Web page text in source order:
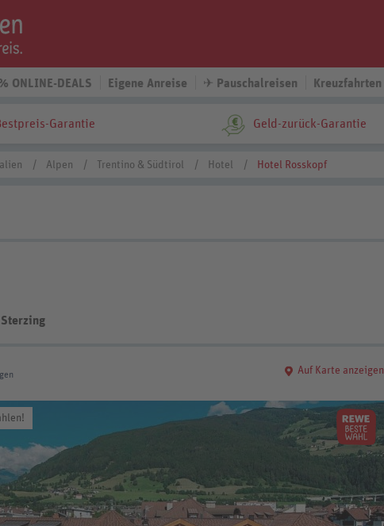
ONLINE-DEALS Eigene Anreise ✈ Pauschalreisen Kreuzfahrten
Garantie Geld-zurück-Garantie
Alpen Trentino & Südtirol Hotel Hotel Rosskopf
Sterzing
Auf Karte anzeigen